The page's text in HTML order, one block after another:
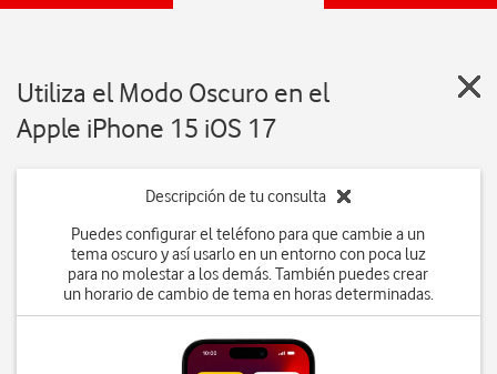
Utiliza el Modo Oscuro en el
Apple iPhone 15 iOS 17
Descripción de tu consulta
Puedes configurar el teléfono para que cambie a un
tema oscuro y así usarlo en un entorno con poca luz
para no molestar a los demás. También puedes crear
un horario de cambio de tema en horas determinadas.